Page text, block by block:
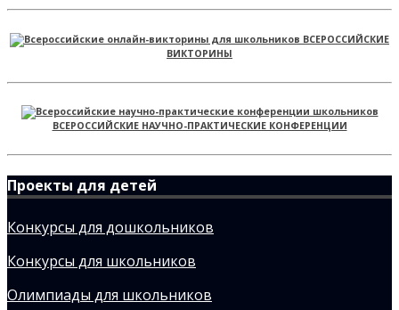
ВСЕРОССИЙСКИЕ
ВИКТОРИНЫ
ВСЕРОССИЙСКИЕ НАУЧНО-ПРАКТИЧЕСКИЕ КОНФЕРЕНЦИИ
Проекты для детей
Конкурсы для дошкольников
Конкурсы для школьников
Олимпиады для школьников